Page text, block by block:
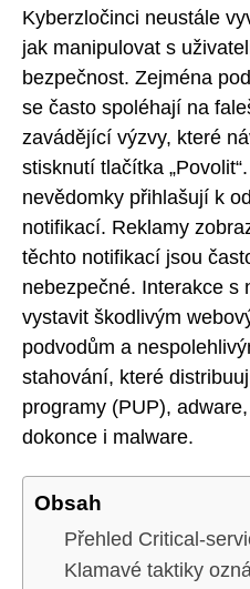
Kyberzločinci neustále
jak manipulovat s
bezpečnost. Zejména
se často spoléhají na
zavádějící výzvy, které
stisknutí tlačítka
nevědomky přihlašují k
notifikací. Reklamy
těchto notifikací jsou
nebezpečné. Interakce s
vystavit škodlivým
podvodům a
stahování, které
programy (PUP),
dokonce i malware.
Obsah
Přehled Critical-
Klamavé taktiky